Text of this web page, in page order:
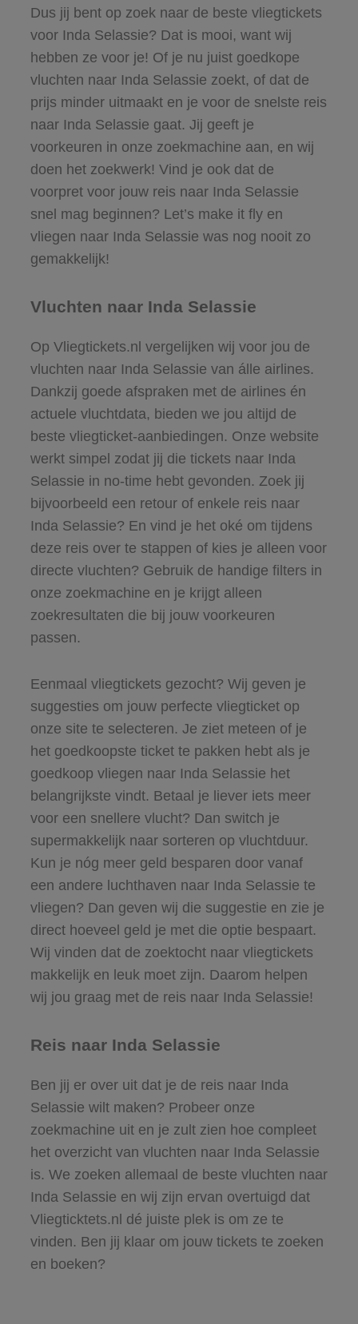
Dus jij bent op zoek naar de beste vliegtickets
voor Inda Selassie? Dat is mooi, want wij
hebben ze voor je! Of je nu juist goedkope
vluchten naar Inda Selassie zoekt, of dat de
prijs minder uitmaakt en je voor de snelste reis
naar Inda Selassie gaat. Jij geeft je
voorkeuren in onze zoekmachine aan, en wij
doen het zoekwerk! Vind je ook dat de
voorpret voor jouw reis naar Inda Selassie
snel mag beginnen? Let’s make it fly en
vliegen naar Inda Selassie was nog nooit zo
gemakkelijk!
Vluchten naar Inda Selassie
Op Vliegtickets.nl vergelijken wij voor jou de
vluchten naar Inda Selassie van álle airlines.
Dankzij goede afspraken met de airlines én
actuele vluchtdata, bieden we jou altijd de
beste vliegticket-aanbiedingen. Onze website
werkt simpel zodat jij die tickets naar Inda
Selassie in no-time hebt gevonden. Zoek jij
bijvoorbeeld een retour of enkele reis naar
Inda Selassie? En vind je het oké om tijdens
deze reis over te stappen of kies je alleen voor
directe vluchten? Gebruik de handige filters in
onze zoekmachine en je krijgt alleen
zoekresultaten die bij jouw voorkeuren
passen.
Eenmaal vliegtickets gezocht? Wij geven je
suggesties om jouw perfecte vliegticket op
onze site te selecteren. Je ziet meteen of je
het goedkoopste ticket te pakken hebt als je
goedkoop vliegen naar Inda Selassie het
belangrijkste vindt. Betaal je liever iets meer
voor een snellere vlucht? Dan switch je
supermakkelijk naar sorteren op vluchtduur.
Kun je nóg meer geld besparen door vanaf
een andere luchthaven naar Inda Selassie te
vliegen? Dan geven wij die suggestie en zie je
direct hoeveel geld je met die optie bespaart.
Wij vinden dat de zoektocht naar vliegtickets
makkelijk en leuk moet zijn. Daarom helpen
wij jou graag met de reis naar Inda Selassie!
Reis naar Inda Selassie
Ben jij er over uit dat je de reis naar Inda
Selassie wilt maken? Probeer onze
zoekmachine uit en je zult zien hoe compleet
het overzicht van vluchten naar Inda Selassie
is. We zoeken allemaal de beste vluchten naar
Inda Selassie en wij zijn ervan overtuigd dat
Vliegticktets.nl dé juiste plek is om ze te
vinden. Ben jij klaar om jouw tickets te zoeken
en boeken?